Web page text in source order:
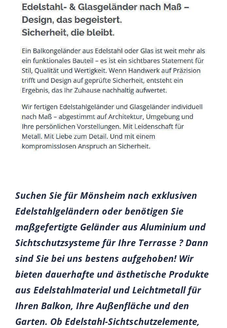
Suchen Sie für Mönsheim nach exklusiven
Edelstahlgeländern oder benötigen Sie
maßgefertigte Geländer aus Aluminium und
Sichtschutzsysteme für Ihre Terrasse ? Dann
sind Sie bei uns bestens aufgehoben! Wir
bieten dauerhafte und ästhetische Produkte
aus Edelstahlmaterial und Leichtmetall für
Ihren Balkon, Ihre Außenfläche und den
Garten. Ob Edelstahl-Sichtschutzelemente,